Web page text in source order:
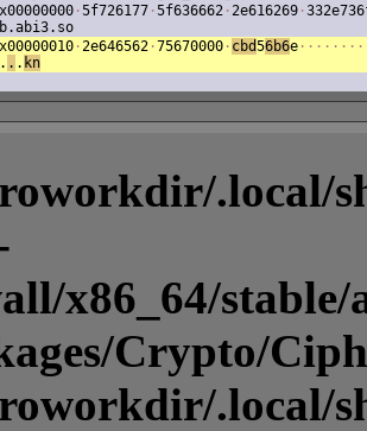
·5f726177 ·5f636662 ·2e616269 ·
·2e646562 ·75670000 · cbd56b6e · · · · · · · ·
. . kn
.local/
x86_64/
Crypto/
.local/